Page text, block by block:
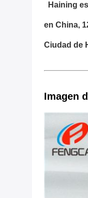
Haining
en China,
Ciudad de
Imagen